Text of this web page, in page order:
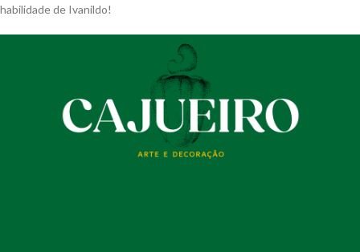
habilidade de Ivanildo!